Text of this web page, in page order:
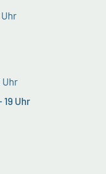
Uhr
Uhr
19 Uhr